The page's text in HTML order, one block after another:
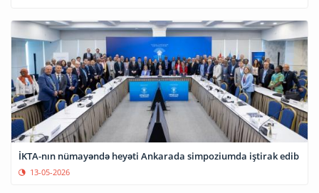
İKTA-nın nümayəndə heyəti Ankarada simpoziumda iştirak edib
13-05-2026